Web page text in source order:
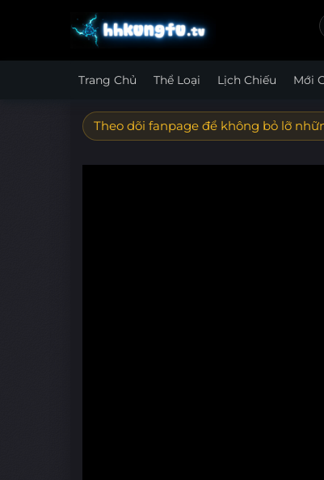
Trang Chủ Thể Loại Lịch Chiếu Mới
Theo dõi fanpage để không bỏ lỡ